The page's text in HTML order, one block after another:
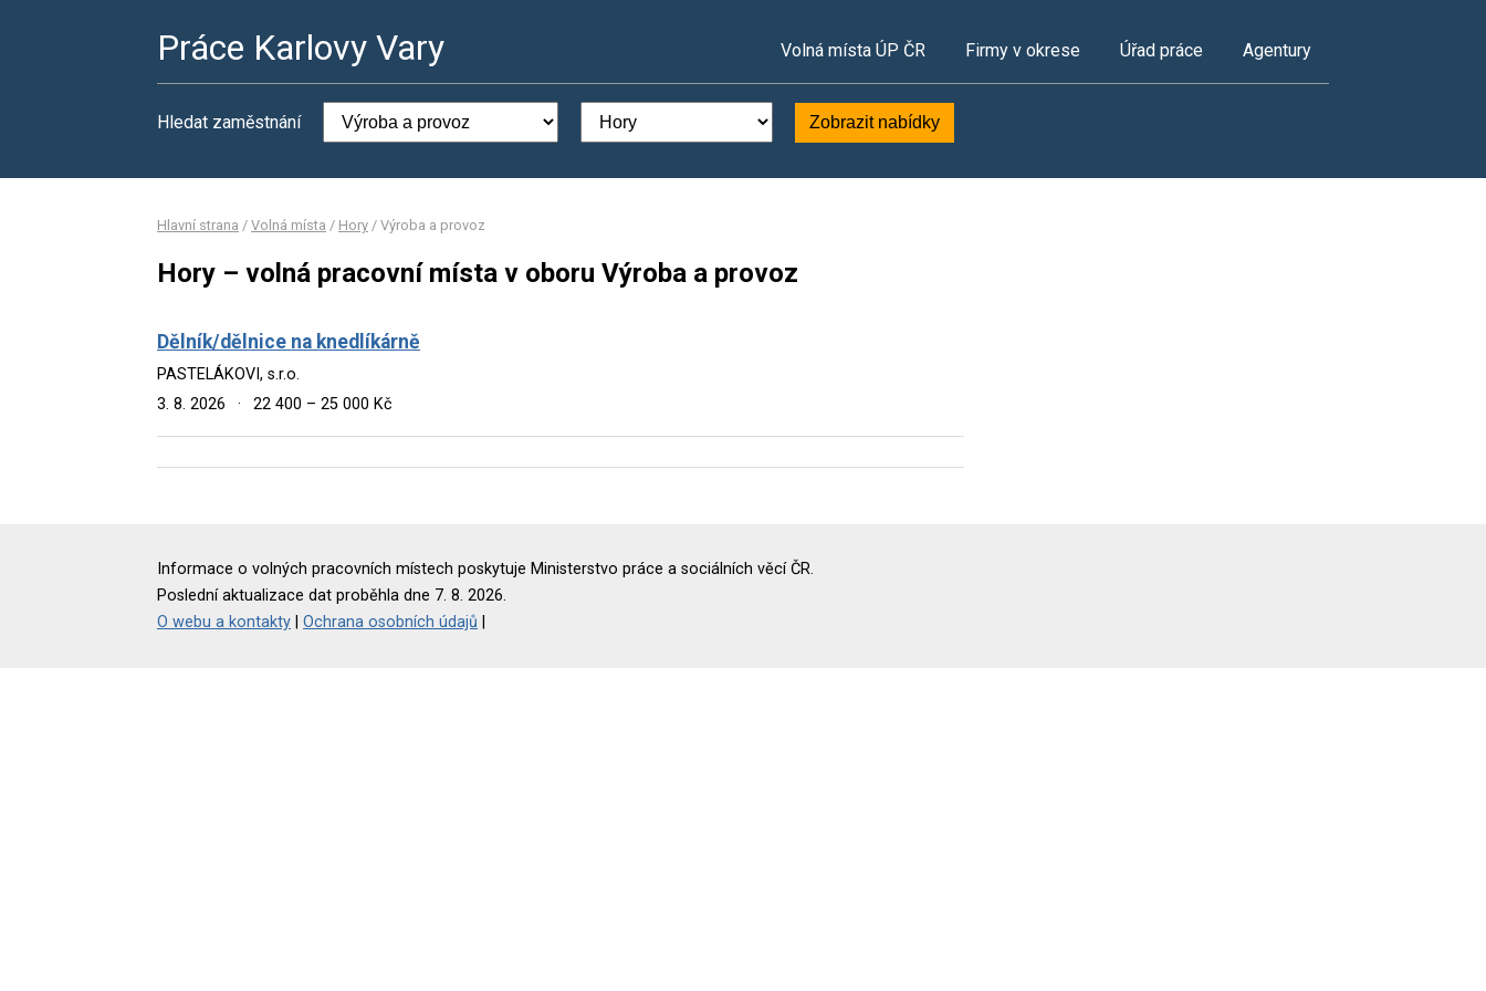
Práce Karlovy Vary Volná místa ÚP ČR Firmy v okrese Úřad práce Agentury
Hledat zaměstnání Zobrazit nabídky
Hlavní strana / Volná místa / Hory / Výroba a provoz
Hory – volná pracovní místa v oboru Výroba a provoz
Dělník/dělnice na knedlíkárně
PASTELÁKOVI, s.r.o.
3. 8. 2026
· 22 400 – 25 000 Kč
Informace o volných pracovních místech poskytuje Ministerstvo práce a sociálních věcí ČR.
Poslední aktualizace dat proběhla dne 7. 8. 2026.
O webu a kontakty
Ochrana osobních údajů